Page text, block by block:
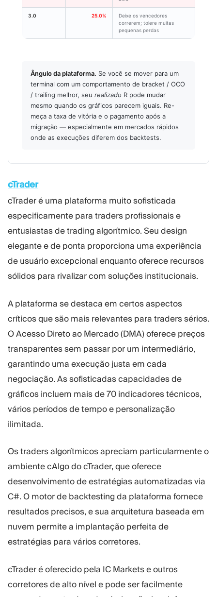
3.0 25.0%
Deixe os vencedores
correrem; tolere muitas
pequenas perdas
Ângulo da plataforma. Se você se mover para um
terminal com um comportamento de bracket / OCO
/ trailing melhor, seu realizado R pode mudar
mesmo quando os gráficos parecem iguais. Re-
meça a taxa de vitória e o pagamento após a
migração — especialmente em mercados rápidos
onde as execuções diferem dos backtests.
cTrader
cTrader é uma plataforma muito sofisticada
especificamente para traders profissionais e
entusiastas de trading algorítmico. Seu design
elegante e de ponta proporciona uma experiência
de usuário excepcional enquanto oferece recursos
sólidos para rivalizar com soluções institucionais.
A plataforma se destaca em certos aspectos
críticos que são mais relevantes para traders sérios.
O Acesso Direto ao Mercado (DMA) oferece preços
transparentes sem passar por um intermediário,
garantindo uma execução justa em cada
negociação. As sofisticadas capacidades de
gráficos incluem mais de 70 indicadores técnicos,
vários períodos de tempo e personalização
ilimitada.
Os traders algorítmicos apreciam particularmente o
ambiente cAlgo do cTrader, que oferece
desenvolvimento de estratégias automatizadas via
C#. O motor de backtesting da plataforma fornece
resultados precisos, e sua arquitetura baseada em
nuvem permite a implantação perfeita de
estratégias para vários corretores.
cTrader é oferecido pela IC Markets e outros
corretores de alto nível e pode ser facilmente